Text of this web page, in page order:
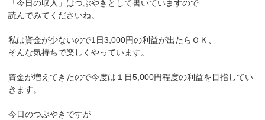
「今日の収入」はつぶやきとして書いていますので
読んでみてくださいね。
私は資金が少ないので1日3,000円の利益が出たらＯＫ、
そんな気持ちで楽しくやっています。
資金が増えてきたので今度は１日5,000円程度の利益を目指してい
きます。
今日のつぶやきですが